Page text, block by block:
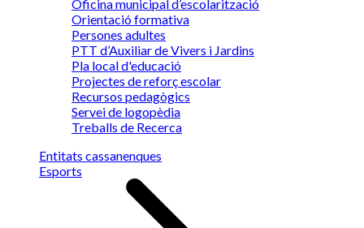
Oficina municipal d’escolarització
Orientació formativa
Persones adultes
PTT d’Auxiliar de Vivers i Jardins
Pla local d'educació
Projectes de reforç escolar
Recursos pedagògics
Servei de logopèdia
Treballs de Recerca
Entitats cassanenques
Esports